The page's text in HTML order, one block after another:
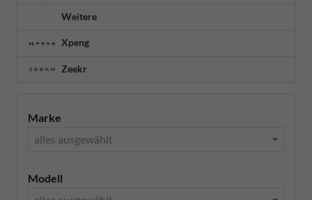
Weitere
Xpeng
Zeekr
Marke
alles ausgewählt
Modell